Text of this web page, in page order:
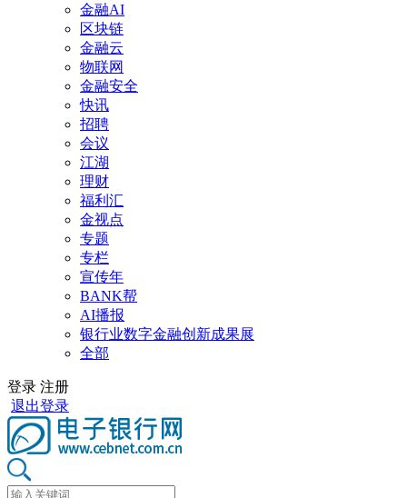
金融AI
区块链
金融云
物联网
金融安全
快讯
招聘
会议
江湖
理财
福利汇
金视点
专题
专栏
宣传年
BANK帮
AI播报
银行业数字金融创新成果展
全部
登录 注册
退出登录